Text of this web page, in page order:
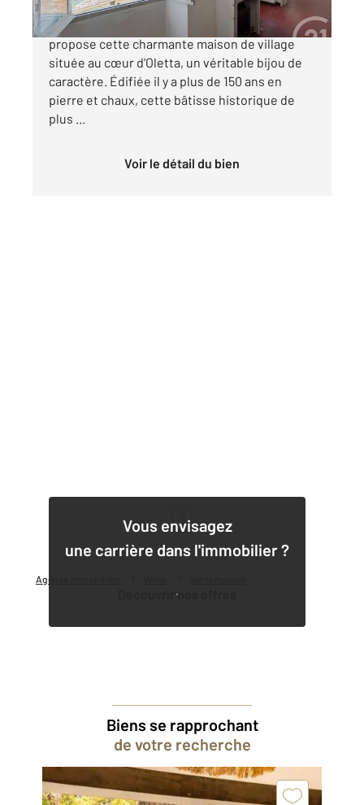
Agence immobilière
Votre agence Century 21 Dary Immobilier vous
propose cette charmante maison de village
située au cœur d'Oletta, un véritable bijou de
caractère. Édifiée il y a plus de 150 ans en
pierre et chaux, cette bâtisse historique de
plus ...
Voir le détail du bien
Vous envisagez
une carrière dans l'immobilier ?
Découvrir nos offres
1
Biens se rapprochant
de votre recherche